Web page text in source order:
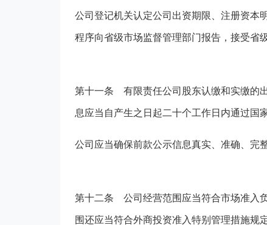
公司登记机关认定公司出资期限、注册资本
程序向省级市场监督管理部门报告，接受省
第十一条 有限责任公司股东认缴和实缴的
息应当自产生之日起二十个工作日内通过国
公司应当确保前款公示信息真实、准确、完整
第十二条 公司经营范围应当符合市场准入
围还应当符合外商投资准入特别管理措施规定